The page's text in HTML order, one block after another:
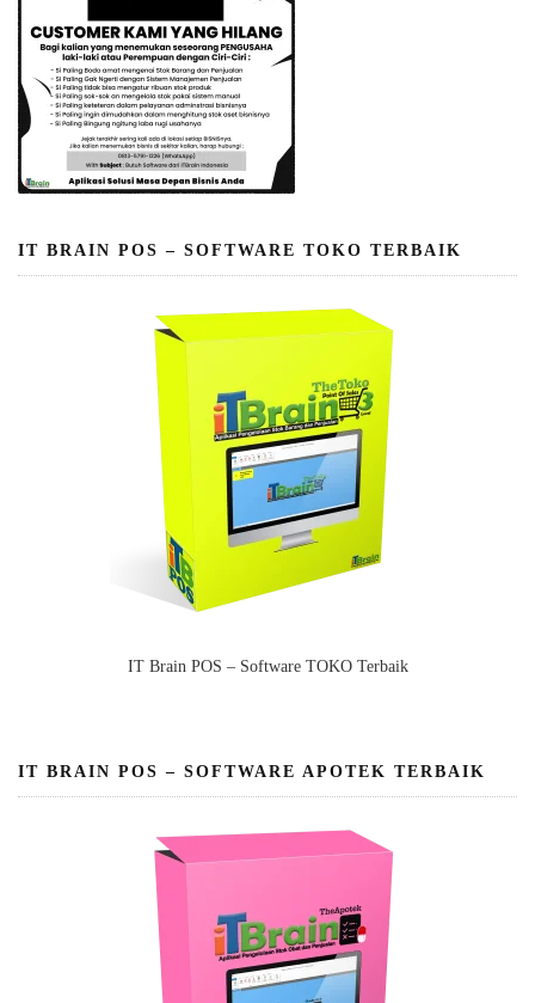
IT BRAIN POS – SOFTWARE TOKO TERBAIK
IT Brain POS – Software TOKO Terbaik
IT BRAIN POS – SOFTWARE APOTEK TERBAIK